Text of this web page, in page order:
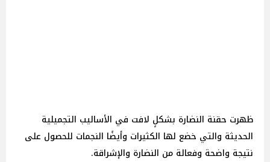
ظهرت حقنة النضارة بشكلٍ لافت في الأساليب التجميلية
الحديثة والتي خضع لها الكثيرات وأيضًا النجمات للحصول على
نتيجة واضحة وفعالة من النضارة والإشراقة.